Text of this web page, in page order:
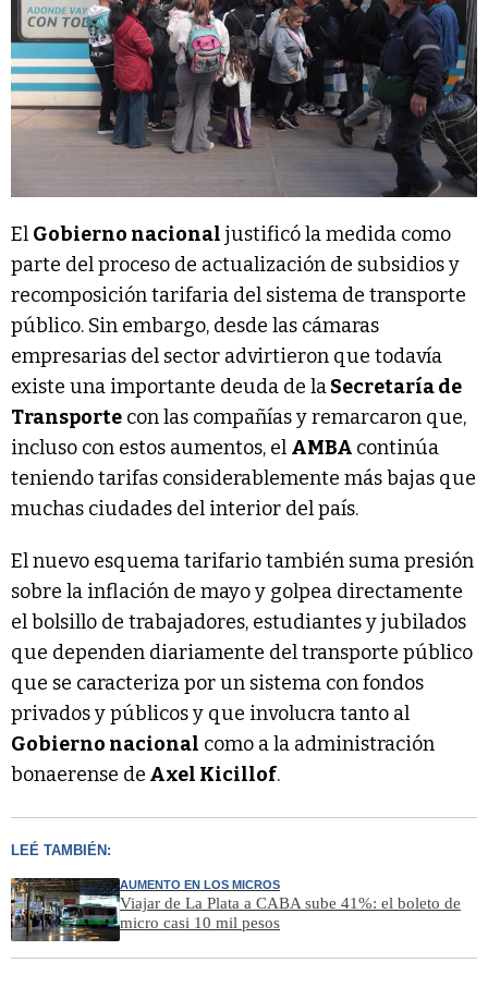
El Gobierno nacional justificó la medida como
parte del proceso de actualización de subsidios y
recomposición tarifaria del sistema de transporte
público. Sin embargo, desde las cámaras
empresarias del sector advirtieron que todavía
existe una importante deuda de laSecretaría de
Transporte con las compañías y remarcaron que,
incluso con estos aumentos, el AMBA continúa
teniendo tarifas considerablemente más bajas que
muchas ciudades del interior del país.
El nuevo esquema tarifario también suma presión
sobre la inflación de mayo y golpea directamente
el bolsillo de trabajadores, estudiantes y jubilados
que dependen diariamente del transporte público
que se caracteriza por un sistema con fondos
privados y públicos y que involucra tanto al
Gobierno nacional como a la administración
bonaerense de Axel Kicillof.
LEÉ TAMBIÉN:
AUMENTO EN LOS MICROS
Viajar de La Plata a CABA sube 41%: el boleto de
micro casi 10 mil pesos